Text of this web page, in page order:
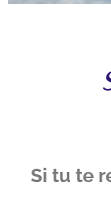
Si tu te